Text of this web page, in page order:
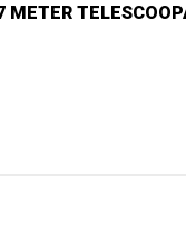
METER